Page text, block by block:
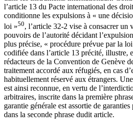
l’article 13 du Pacte international des
conditionne les expulsions à « une
loi »50, l’article 32-2 vise à consacrer un
pouvoirs de l’autorité décidant
plus précise, « procédure prévue par la
codifiée dans l’article 13 précité, illustre,
rédacteurs de la Convention de Genève
traitement accordé aux réfugiés, en cas
habituellement réservé aux étrangers.
est ainsi reconnue, en vertu de
arbitraires, inscrite dans la première
garantie générale est assortie de
dans la seconde phrase dudit article.